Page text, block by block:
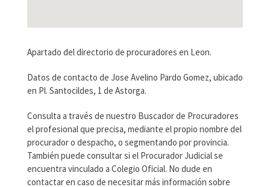
Apartado del directorio de procuradores en Leon.
Datos de contacto de Jose Avelino Pardo Gomez, ubicado
en Pl. Santocildes, 1 de Astorga.
Consulta a través de nuestro Buscador de Procuradores
el profesional que precisa, mediante el propio nombre del
procurador o despacho, o segmentando por provincia.
También puede consultar si el Procurador Judicial se
encuentra vinculado a Colegio Oficial. No dude en
contactar en caso de necesitar más información sobre